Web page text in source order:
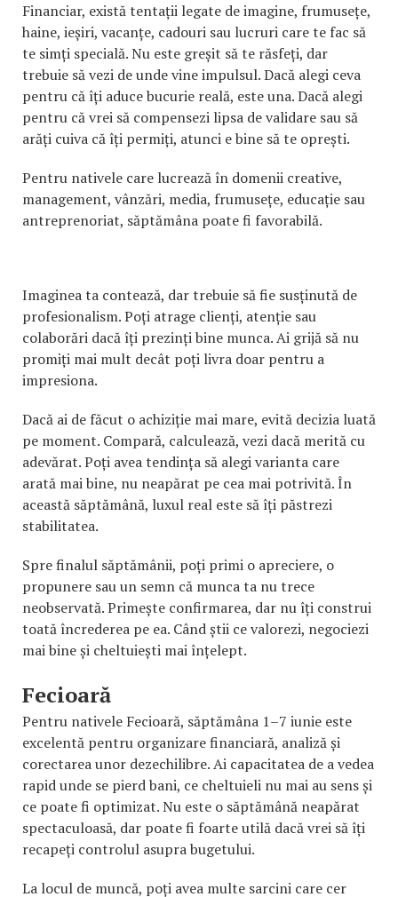
Financiar, există tentații legate de imagine, frumusețe,
haine, ieșiri, vacanțe, cadouri sau lucruri care te fac să
te simți specială. Nu este greșit să te răsfeți, dar
trebuie să vezi de unde vine impulsul. Dacă alegi ceva
pentru că îți aduce bucurie reală, este una. Dacă alegi
pentru că vrei să compensezi lipsa de validare sau să
arăți cuiva că îți permiți, atunci e bine să te oprești.
Pentru nativele care lucrează în domenii creative,
management, vânzări, media, frumusețe, educație sau
antreprenoriat, săptămâna poate fi favorabilă.
Imaginea ta contează, dar trebuie să fie susținută de
profesionalism. Poți atrage clienți, atenție sau
colaborări dacă îți prezinți bine munca. Ai grijă să nu
promiți mai mult decât poți livra doar pentru a
impresiona.
Dacă ai de făcut o achiziție mai mare, evită decizia luată
pe moment. Compară, calculează, vezi dacă merită cu
adevărat. Poți avea tendința să alegi varianta care
arată mai bine, nu neapărat pe cea mai potrivită. În
această săptămână, luxul real este să îți păstrezi
stabilitatea.
Spre finalul săptămânii, poți primi o apreciere, o
propunere sau un semn că munca ta nu trece
neobservată. Primește confirmarea, dar nu îți construi
toată încrederea pe ea. Când știi ce valorezi, negociezi
mai bine și cheltuiești mai înțelept.
Fecioară
Pentru nativele Fecioară, săptămâna 1–7 iunie este
excelentă pentru organizare financiară, analiză și
corectarea unor dezechilibre. Ai capacitatea de a vedea
rapid unde se pierd bani, ce cheltuieli nu mai au sens și
ce poate fi optimizat. Nu este o săptămână neapărat
spectaculoasă, dar poate fi foarte utilă dacă vrei să îți
recapeți controlul asupra bugetului.
La locul de muncă, poți avea multe sarcini care cer